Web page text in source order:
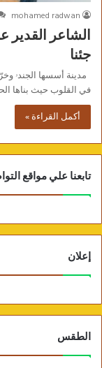
mohamed radwan
الشاعر القدير
جئنا
مدينة أسسها الجندۥ
في القلوب حيث بناها
أكمل القراءة »
تابعنا علي مواقع
إعلان
الطقس